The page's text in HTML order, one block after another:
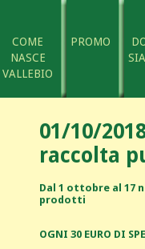
COME
NASCE
VALLEBIO
PROMO
01/10/
raccolta
Dal 1 ottobre al 17
prodotti
OGNI 30 EURO DI